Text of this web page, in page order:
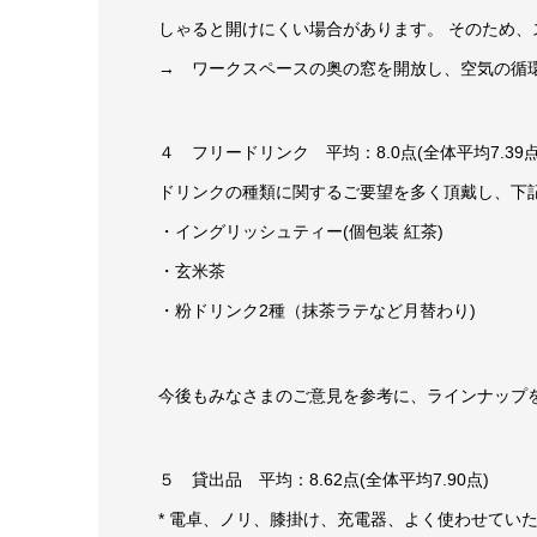
しゃると開けにくい場合があります。 そのため
→ ワークスペースの奥の窓を開放し、空気の循
４ フリードリンク 平均：8.0点(全体平均7.39
ドリンクの種類に関するご要望を多く頂戴し、
・イングリッシュティー(個包装 紅茶)
・玄米茶
・粉ドリンク2種（抹茶ラテなど月替わり)
今後もみなさまのご意見を参考に、ラインナップ
５ 貸出品 平均：8.62点(全体平均7.90点)
* 電卓、ノリ、膝掛け、充電器、よく使わせてい